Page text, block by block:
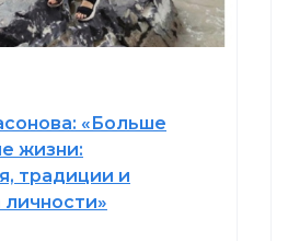
«Больше
жизни:
традиции и
личности»